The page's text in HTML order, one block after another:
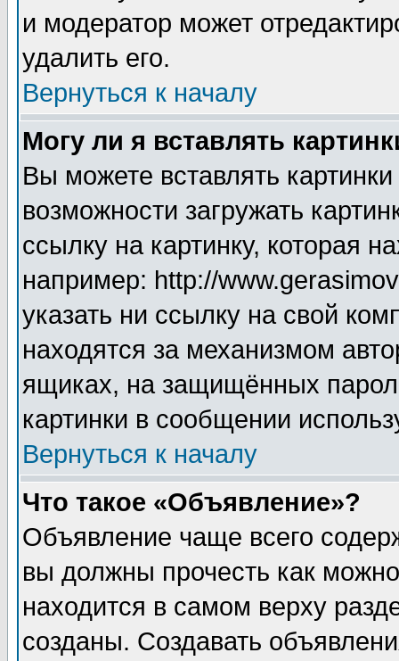
и модератор может
удалить его.
Вернуться к началу
Могу ли я вставлять
Вы можете вставлять
возможности загружать
ссылку на картинку, которая
например: http://
указать ни ссылку на свой
находятся за механизмом
ящиках, на защищённых
картинки в сообщении
Вернуться к началу
Что такое «Объявление»?
Объявление чаще всего
вы должны прочесть как
находится в самом верху
созданы. Создавать